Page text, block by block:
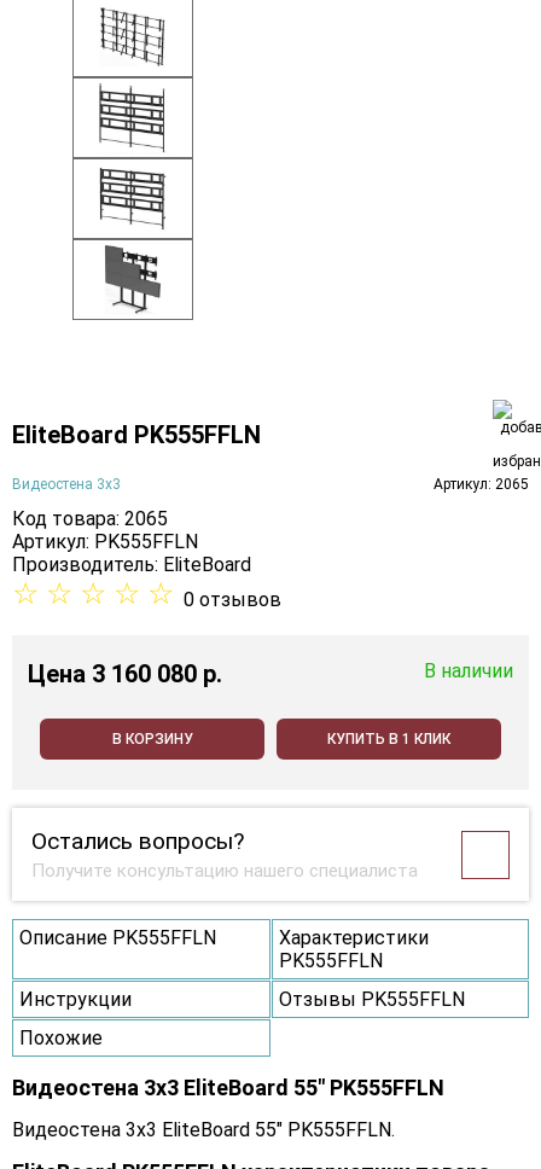
EliteBoard PK555FFLN
Видеостена 3х3 Артикул: 2065
Код товара: 2065
Артикул: PK555FFLN
Производитель: EliteBoard
☆ ☆ ☆ ☆ ☆ 0 отзывов
Цена 3 160 080 p. В наличии
В КОРЗИНУ КУПИТЬ В 1 КЛИК
Остались вопросы?
Получите консультацию нашего специалиста
Описание PK555FFLN
Характеристики
PK555FFLN
Инструкции
Отзывы PK555FFLN
Похожие
Видеостена 3x3 EliteBoard 55" PK555FFLN
Видеостена 3x3 EliteBoard 55" PK555FFLN.